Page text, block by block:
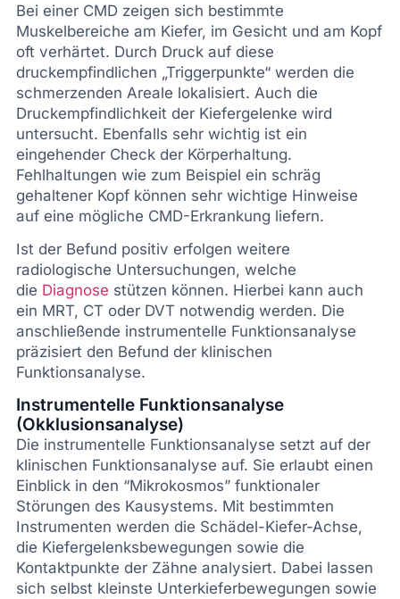
Bei einer CMD zeigen sich bestimmte
Muskelbereiche am Kiefer, im Gesicht und am Kopf
oft verhärtet. Durch Druck auf diese
druckempfindlichen „Triggerpunkte“ werden die
schmerzenden Areale lokalisiert. Auch die
Druckempfindlichkeit der Kiefergelenke wird
untersucht. Ebenfalls sehr wichtig ist ein
eingehender Check der Körperhaltung.
Fehlhaltungen wie zum Beispiel ein schräg
gehaltener Kopf können sehr wichtige Hinweise
auf eine mögliche CMD-Erkrankung liefern.
Ist der Befund positiv erfolgen weitere
radiologische Untersuchungen, welche
die Diagnose stützen können. Hierbei kann auch
ein MRT, CT oder DVT notwendig werden. Die
anschließende instrumentelle Funktionsanalyse
präzisiert den Befund der klinischen
Funktionsanalyse.
Instrumentelle Funktionsanalyse
(Okklusionsanalyse)
Die instrumentelle Funktionsanalyse setzt auf der
klinischen Funktionsanalyse auf. Sie erlaubt einen
Einblick in den “Mikrokosmos” funktionaler
Störungen des Kausystems. Mit bestimmten
Instrumenten werden die Schädel-Kiefer-Achse,
die Kiefergelenksbewegungen sowie die
Kontaktpunkte der Zähne analysiert. Dabei lassen
sich selbst kleinste Unterkieferbewegungen sowie